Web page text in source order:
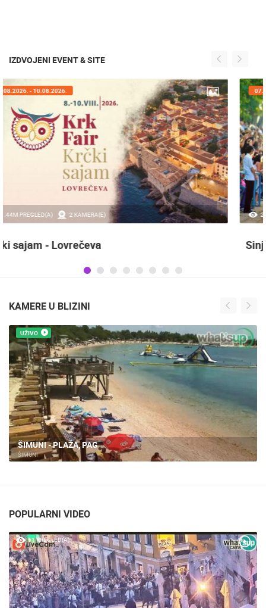
IZDVOJENI EVENT & SITE
20.97K PREGLED(A) 2 KAMERA(E)
07.08.2026. - 09.08.2026.
Sinjska alka
KAMERE U BLIZINI
UŽIVO
ŠIMUNI - PLAŽA, PAG
ŠIMUNI
POPULARNI VIDEO
61 PREGLED(A)